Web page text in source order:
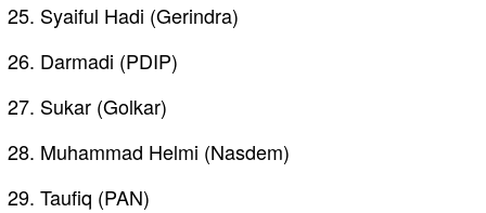
25. Syaiful Hadi (Gerindra)
26. Darmadi (PDIP)
27. Sukar (Golkar)
28. Muhammad Helmi (Nasdem)
29. Taufiq (PAN)